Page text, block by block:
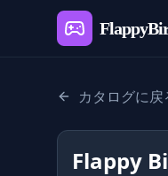
カタログに戻
Flappy